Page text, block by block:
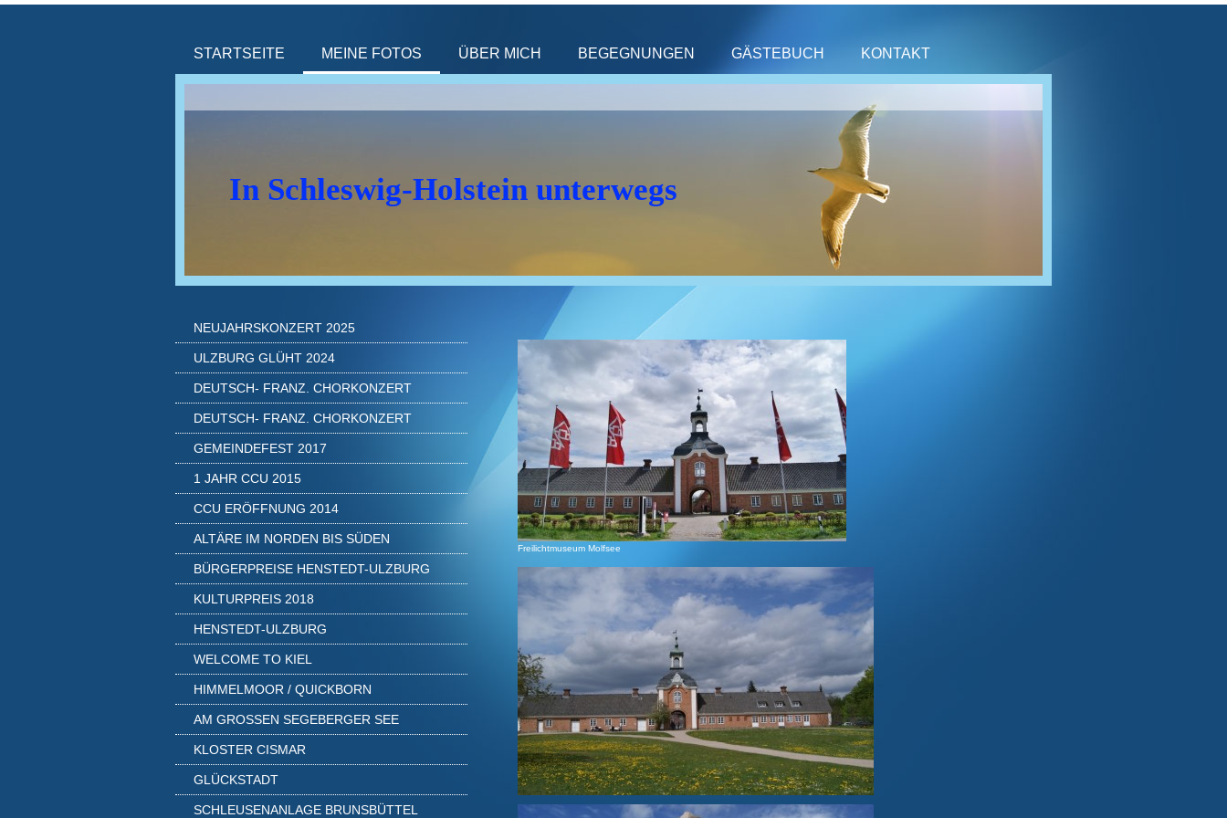
STARTSEITE MEINE FOTOS ÜBER MICH BEGEGNUNGEN GÄSTEBUCH KONTAKT
In Schleswig-Holstein unterwegs
Freilichtmuseum Molfsee
NEUJAHRSKONZERT 2025
ULZBURG GLÜHT 2024
DEUTSCH- FRANZ. CHORKONZERT
DEUTSCH- FRANZ. CHORKONZERT
GEMEINDEFEST 2017
1 JAHR CCU 2015
CCU ERÖFFNUNG 2014
ALTÄRE IM NORDEN BIS SÜDEN
BÜRGERPREISE HENSTEDT-ULZBURG
KULTURPREIS 2018
HENSTEDT-ULZBURG
WELCOME TO KIEL
HIMMELMOOR / QUICKBORN
AM GROSSEN SEGEBERGER SEE
KLOSTER CISMAR
GLÜCKSTADT
SCHLEUSENANLAGE BRUNSBÜTTEL